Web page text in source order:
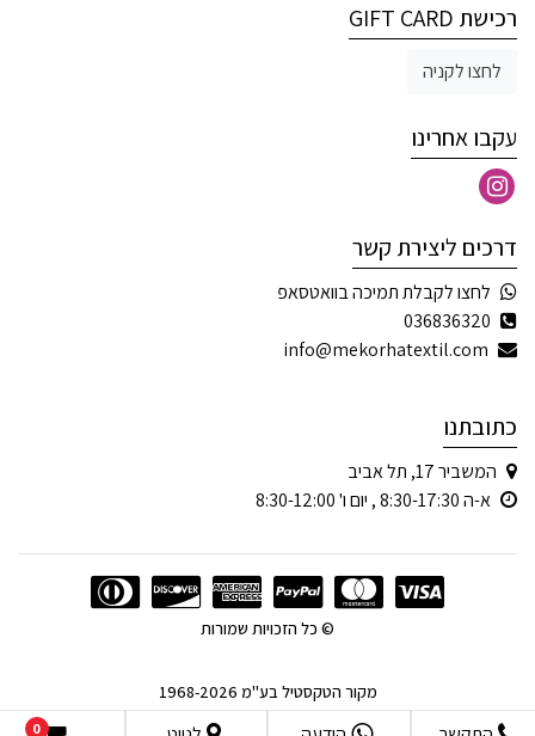
רכישת GIFT CARD
לחצו לקניה
עקבו אחרינו
דרכים ליצירת קשר
לחצו לקבלת תמיכה בוואטסאפ
036836320
info@mekorhatextil.com
כתובתנו
המשביר 17, תל אביב
א-ה 8:30-17:30 , יום ו' 8:30-12:00
מקור הטקסטיל בע"מ 1968-2026
© כל הזכויות שמורות
0